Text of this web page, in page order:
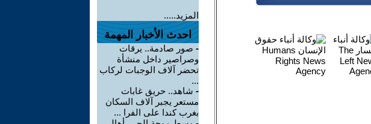
المزيد.....
احدث الأخبار المهمة
- صور صادمة.. يرقات
وصراصير داخل منشأة
تحضر آلاف الوجبات لركاب
...
- شاهد.. حريق غابات
مستعر يجبر آلاف السكان
بغرب كندا على الفرا ...